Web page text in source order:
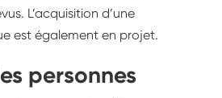
L’acquisition d’une
est également en projet.
personnes